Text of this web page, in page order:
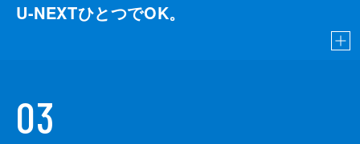
U-NEXTひとつでOK。
03